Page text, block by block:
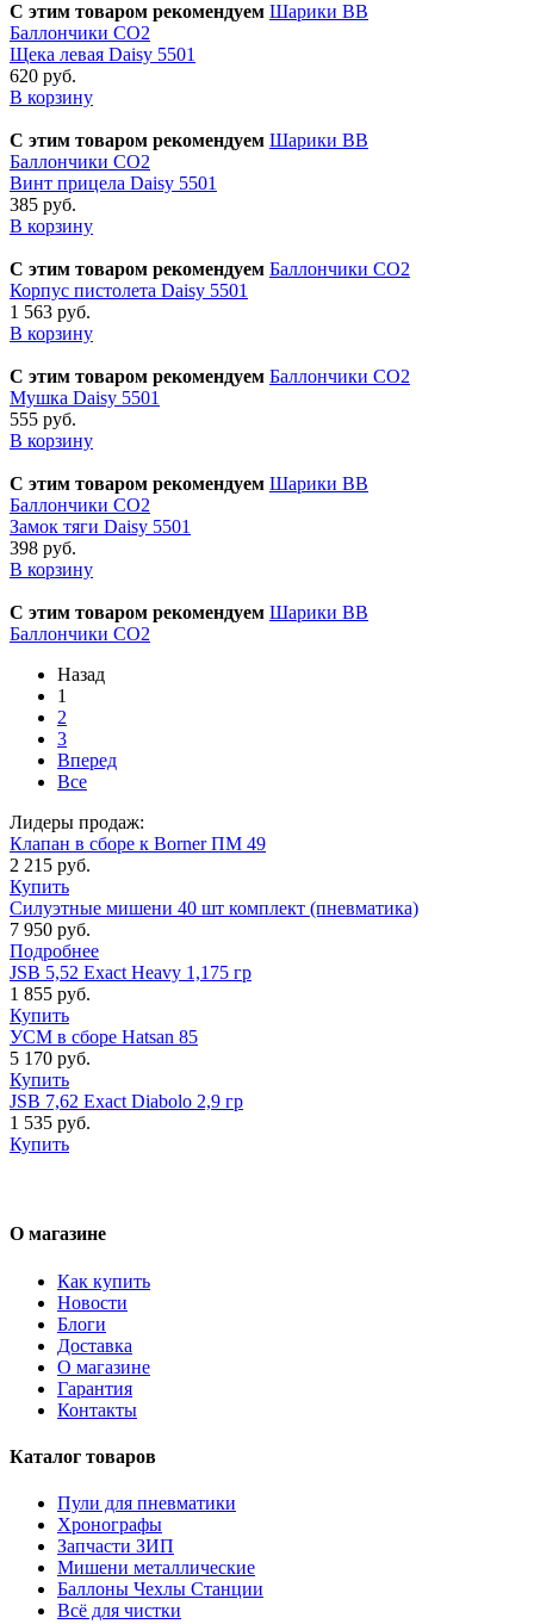
С этим товаром рекомендуем Шарики BB
Баллончики CO2
Щека левая Daisy 5501
620 руб.
В корзину
С этим товаром рекомендуем Шарики BB
Баллончики CO2
Винт прицела Daisy 5501
385 руб.
В корзину
С этим товаром рекомендуем Баллончики CO2
Корпус пистолета Daisy 5501
1 563 руб.
В корзину
С этим товаром рекомендуем Баллончики CO2
Мушка Daisy 5501
555 руб.
В корзину
С этим товаром рекомендуем Шарики BB
Баллончики CO2
Замок тяги Daisy 5501
398 руб.
В корзину
С этим товаром рекомендуем Шарики BB
Баллончики CO2
Назад
1
2
3
Вперед
Все
Лидеры продаж:
Клапан в сборе к Borner ПМ 49
2 215 руб.
Купить
Силуэтные мишени 40 шт комплект (пневматика)
7 950 руб.
Подробнее
JSB 5,52 Exact Heavy 1,175 гр
1 855 руб.
Купить
УСМ в сборе Hatsan 85
5 170 руб.
Купить
JSB 7,62 Exact Diabolo 2,9 гр
1 535 руб.
Купить
О магазине
Как купить
Новости
Блоги
Доставка
О магазине
Гарантия
Контакты
Каталог товаров
Пули для пневматики
Хронографы
Запчасти ЗИП
Мишени металлические
Баллоны Чехлы Станции
Всё для чистки